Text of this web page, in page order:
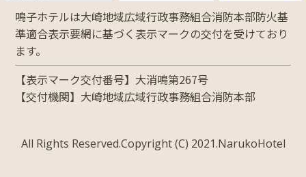
鳴子ホテルは大崎地域広域行政事務組合消防本部防火基
準適合表示要網に基づく表示マークの交付を受けており
ます。
【表示マーク交付番号】大消鳴第267号
【交付機関】大崎地域広域行政事務組合消防本部
All Rights Reserved.Copyright (C) 2021.NarukoHotel